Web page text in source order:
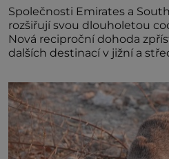
Společnosti Emirates a
rozšiřují svou dlouholetou
Nová reciproční dohoda
dalších destinací v jižní a